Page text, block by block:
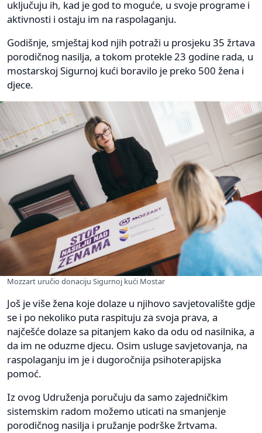
uključuju ih, kad je god to moguće, u svoje programe i
aktivnosti i ostaju im na raspolaganju.
Godišnje, smještaj kod njih potraži u prosjeku 35 žrtava
porodičnog nasilja, a tokom protekle 23 godine rada, u
mostarskoj Sigurnoj kući boravilo je preko 500 žena i
djece.
Mozzart uručio donaciju Sigurnoj kući Mostar
Još je više žena koje dolaze u njihovo savjetovalište gdje
se i po nekoliko puta raspituju za svoja prava, a
najčešće dolaze sa pitanjem kako da odu od nasilnika, a
da im ne oduzme djecu. Osim usluge savjetovanja, na
raspolaganju im je i dugoročnija psihoterapijska
pomoć.
Iz ovog Udruženja poručuju da samo zajedničkim
sistemskim radom možemo uticati na smanjenje
porodičnog nasilja i pružanje podrške žrtvama.